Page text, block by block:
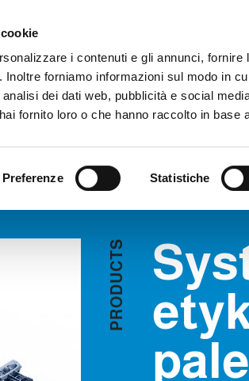
i contenuti e gli annunci, fornire
forniamo informazioni sul modo in
dei dati web, pubblicità e social
fornito loro o che hanno raccolto in base
Preferenze Statistiche
PRODUKTY WIDEO BLOG HISTORIA
P
R
O
D
U
C
T
S
etykietowania palet POPROŚ